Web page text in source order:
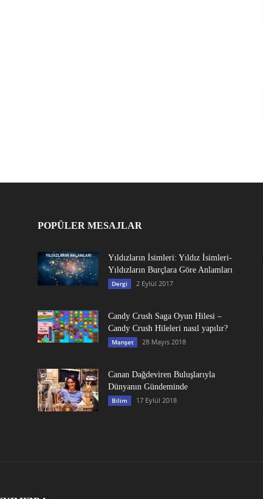
POPÜLER MESAJLAR
Yıldızların İsimleri: Yıldız İsimleri-
Yıldızların Burçlara Göre Anlamları
Dergi 2 Eylül 2017
Candy Crush Saga Oyun Hilesi –
Candy Crush Hileleri nasıl yapılır?
Manşet 28 Mayıs 2018
Canan Dağdeviren Buluşlarıyla
Dünyanın Gündeminde
Bilim 17 Eylül 2018